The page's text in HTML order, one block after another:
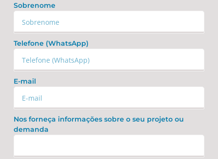
Sobrenome
Telefone (WhatsApp)
E-mail
Nos forneça informações sobre o seu projeto ou
demanda